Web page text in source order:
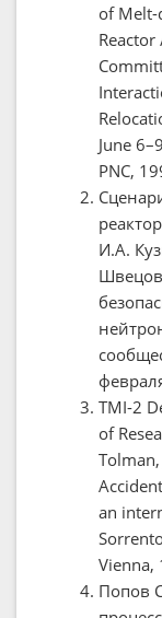
of Melt-
Reactor
June
PNC,
И.А.
TMI-2
of
an
Vienna,
Попов